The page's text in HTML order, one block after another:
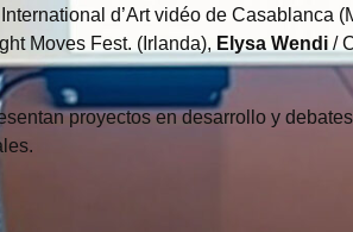
d’Art vidéo de Casablanca
Moves Fest. (Irlanda), Elysa Wendi /
proyectos en desarrollo y